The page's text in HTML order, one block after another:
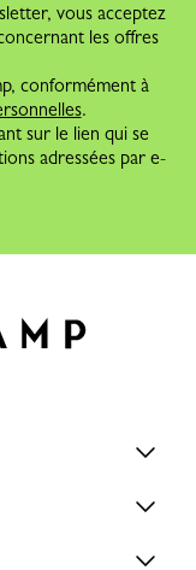
vous acceptez
les offres
conformément à
.
sur le lien qui se
adressées par e-